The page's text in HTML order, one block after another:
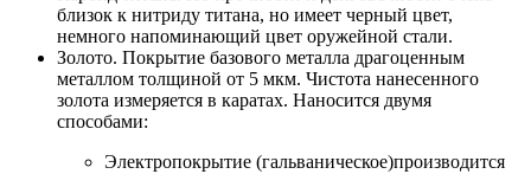
близок к нитриду титана, но имеет черный цвет,
немного напоминающий цвет оружейной стали.
Золото. Покрытие базового металла драгоценным
металлом толщиной от 5 мкм. Чистота нанесенного
золота измеряется в каратах. Наносится двумя
способами:
Электропокрытие (гальваническое)производится